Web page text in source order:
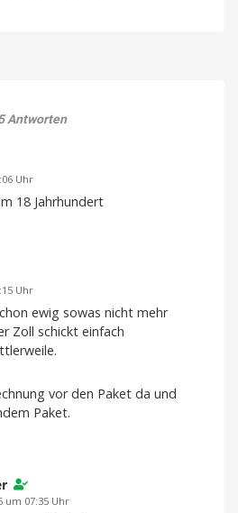
Antworten
Uhr
18 Jahrhundert
Uhr
ewig sowas nicht mehr
Zoll schickt einfach
vor den Paket da und
Paket.
um 07:35 Uhr